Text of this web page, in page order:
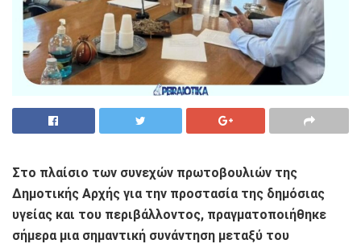
Στο πλαίσιο των συνεχών πρωτοβουλιών της
Δημοτικής Αρχής για την προστασία της δημόσιας
υγείας και του περιβάλλοντος, πραγματοποιήθηκε
σήμερα μια σημαντική συνάντηση μεταξύ του